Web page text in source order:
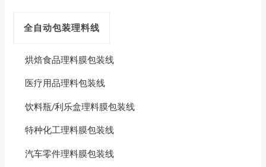
全自动包装理料线
烘焙食品理料膜包装线
医疗用品理料包装线
饮料瓶/利乐盒理料膜包装线
特种化工理料膜包装线
汽车零件理料膜包装线